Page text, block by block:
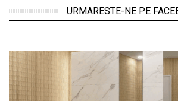
URMARESTE-NE PE